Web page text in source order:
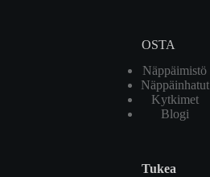
OSTA
Näppäimistö
Näppäinhatut
Kytkimet
Blogi
Tukea